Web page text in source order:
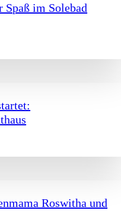
Spaß im Solebad
Roswitha und